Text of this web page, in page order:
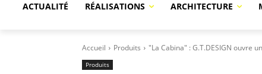
ACTUALITÉ RÉALISATIONS ARCHITECTURE
Accueil Produits "La Cabina" : G.T.DESIGN ouvre
Produits